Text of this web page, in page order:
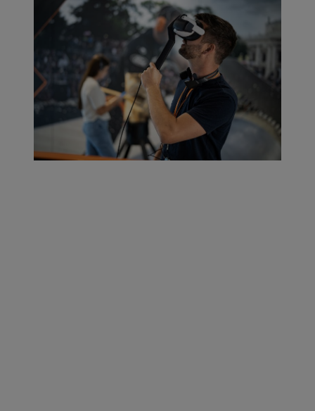
Na área TIMBERSPORTS®, os visitantes vivenciam o esporte
extremo em estações de realidade virtual e podem dar uma olhada
nos bastidores das competições.